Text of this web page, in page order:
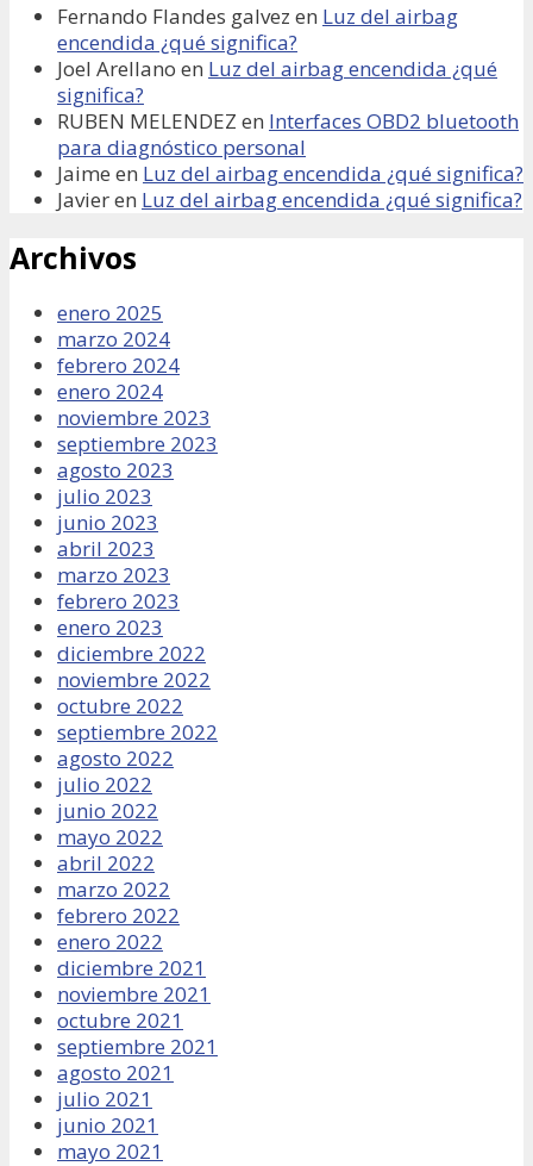
Fernando Flandes galvez en Luz del airbag
encendida ¿qué significa?
Joel Arellano en Luz del airbag encendida ¿qué
significa?
RUBEN MELENDEZ en Interfaces OBD2 bluetooth
para diagnóstico personal
Jaime en Luz del airbag encendida ¿qué significa?
Javieren Luz del airbag encendida ¿qué significa?
Archivos
enero 2025
marzo 2024
febrero 2024
enero 2024
noviembre 2023
septiembre 2023
agosto 2023
julio 2023
junio 2023
abril 2023
marzo 2023
febrero 2023
enero 2023
diciembre 2022
noviembre 2022
octubre 2022
septiembre 2022
agosto 2022
julio 2022
junio 2022
mayo 2022
abril 2022
marzo 2022
febrero 2022
enero 2022
diciembre 2021
noviembre 2021
octubre 2021
septiembre 2021
agosto 2021
julio 2021
junio 2021
mayo 2021